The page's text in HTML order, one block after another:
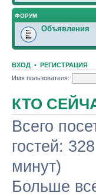
ФОРУМ
Объявления
ВХОД • РЕГИСТРАЦИЯ
Имя пользователя:
КТО
Всего
гостей:
минут)
Больше